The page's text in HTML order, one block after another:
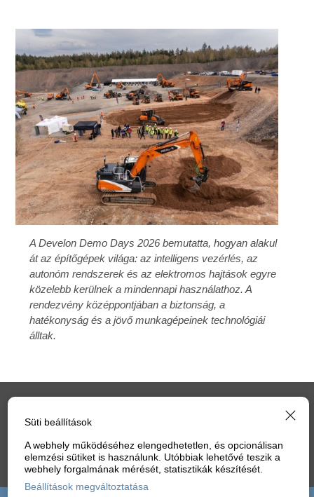
A Develon Demo Days 2026 bemutatta, hogyan alakul
át az építőgépek világa: az intelligens vezérlés, az
autonóm rendszerek és az elektromos hajtások egyre
közelebb kerülnek a mindennapi használathoz. A
rendezvény középpontjában a biztonság, a
hatékonyság és a jövő munkagépeinek technológiái
álltak.
IMPRESSZUM
ADATVÉDELEM
HOZZÁSZÓLÁSI SZABÁLYZAT
SÜTI
BEÁLLÍTÁSOK
Süti beállítások
A webhely működéséhez elengedhetetlen, és opcionálisan
elemzési sütiket is használunk. Utóbbiak lehetővé teszik a
webhely forgalmának mérését, statisztikák készítését.
Beállítások megváltoztatása